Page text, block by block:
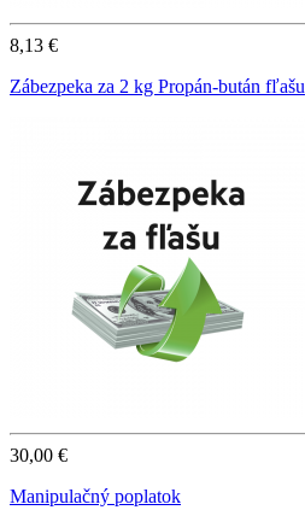
8,13 €
Zábezpeka za 2 kg Propán-bután fľašu
30,00 €
Manipulačný poplatok